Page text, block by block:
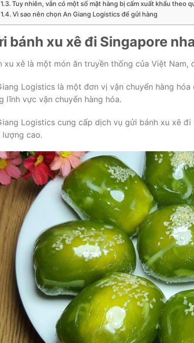
Tuy nhiên, vẫn có một số mặt hàng bị cấm xuất khẩu theo
Vì sao nên chọn An Giang Logistics để gửi hàng
bánh xu xê đi Singapore
xu xê là một món ăn truyền thống của Việt
Logistics là một đơn vị vận chuyển hàng
lĩnh vực vận chuyển hàng hóa.
Logistics cung cấp dịch vụ gửi bánh xu xê
lượng cao.